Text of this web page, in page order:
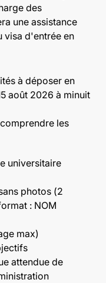
des
une assistance
visa d'entrée en
à déposer en
août 2026 à minuit
les
universitaire
photos (2
: NOM
max)
attendue de